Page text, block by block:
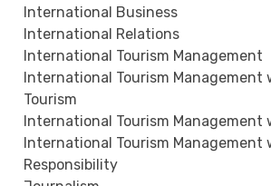
International Business
International Relations
International Tourism Management
International Tourism
Tourism
International Tourism Management
International Tourism Management
Responsibility